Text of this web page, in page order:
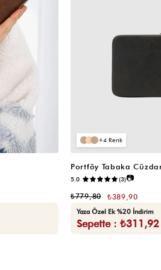
4
Portföy Tabaka
5.0 (3)📷
₺389,90
₺779,80
Yaza Özel Ek %20 İndirim
Sepette : ₺311,92